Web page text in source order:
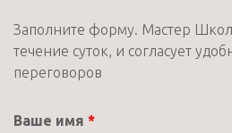
Заполните форму. Мастер
течение cуток, и согласует
переговоров
Ваше имя